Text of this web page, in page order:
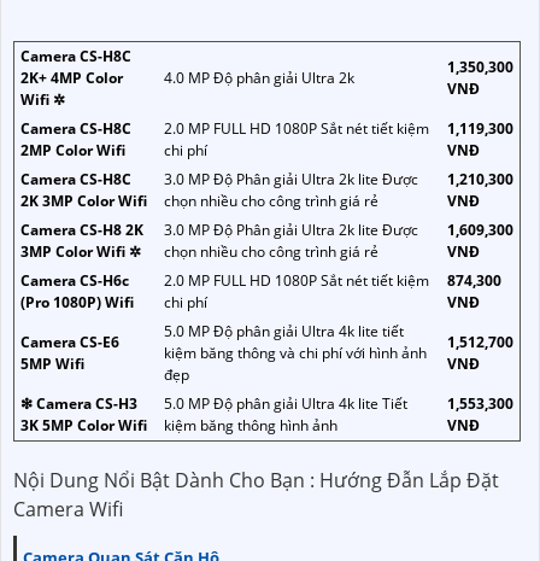
Camera CS-H8C
2K+ 4MP Color
Wifi ✲
4.0 MP Độ phân giải Ultra 2k
1,350,300
VNĐ
Camera CS-H8C
2MP Color Wifi
2.0 MP FULL HD 1080P Sắt nét tiết kiệm
chi phí
1,119,300
VNĐ
Camera CS-H8C
2K 3MP Color Wifi
3.0 MP Độ Phân giải Ultra 2k lite Được
chọn nhiều cho công trình giá rẻ
1,210,300
VNĐ
Camera CS-H8 2K
3MP Color Wifi ✲
3.0 MP Độ Phân giải Ultra 2k lite Được
chọn nhiều cho công trình giá rẻ
1,609,300
VNĐ
Camera CS-H6c
(Pro 1080P) Wifi
2.0 MP FULL HD 1080P Sắt nét tiết kiệm
chi phí
874,300
VNĐ
Camera CS-E6
5MP Wifi
5.0 MP Độ phân giải Ultra 4k lite tiết
kiệm băng thông và chi phí với hình ảnh
đẹp
1,512,700
VNĐ
❇ Camera CS-H3
3K 5MP Color Wifi
5.0 MP Độ phân giải Ultra 4k lite Tiết
kiệm băng thông hình ảnh
1,553,300
VNĐ
Nội Dung Nổi Bật Dành Cho Bạn : Hướng Đẫn Lắp Đặt
Camera Wifi